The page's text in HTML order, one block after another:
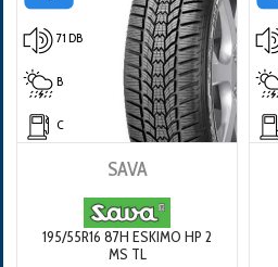
71 DB
B
C
SAVA
195/55R16 87H ESKIMO HP 2
MS TL